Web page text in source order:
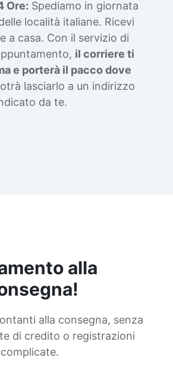
Ore: Spediamo in giornata
località italiane. Ricevi
a casa. Con il servizio di
il corriere ti
e porterà il pacco dove
lasciarlo a un indirizzo
da te.
alla
alla consegna, senza
di credito o registrazioni
complicate.